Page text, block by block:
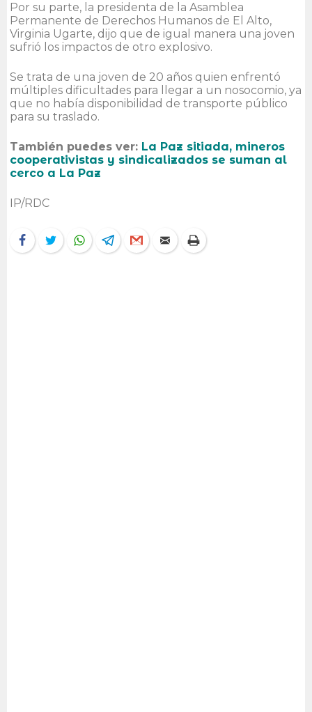
Por su parte, la presidenta de la Asamblea
Permanente de Derechos Humanos de El Alto,
Virginia Ugarte, dijo que de igual manera una joven
sufrió los impactos de otro explosivo.
Se trata de una joven de 20 años quien enfrentó
múltiples dificultades para llegar a un nosocomio, ya
que no había disponibilidad de transporte público
para su traslado.
También puedes ver: La Paz sitiada, mineros
cooperativistas y sindicalizados se suman al
cerco a La Paz
IP/RDC